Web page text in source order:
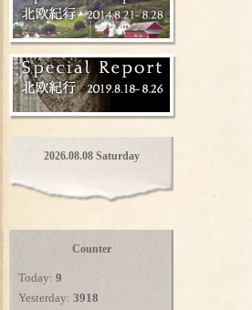
2026.08.08 Saturday
Counter
Today: 9
Yesterday: 3918